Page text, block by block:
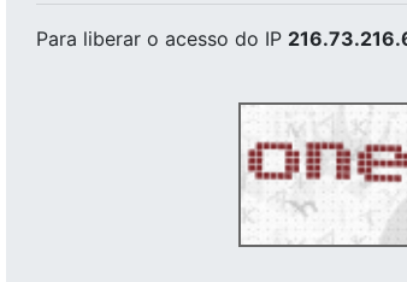
Para liberar o acesso do IP